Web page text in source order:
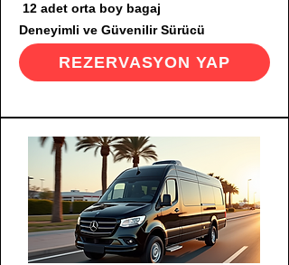
12 adet orta boy bagaj
Deneyimli ve Güvenilir Sürücü
REZERVASYON YAP